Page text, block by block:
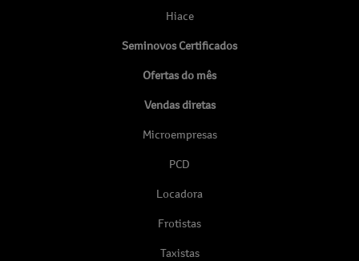
Hiace
Seminovos Certificados
Ofertas do mês
Vendas diretas
Microempresas
PCD
Locadora
Frotistas
Taxistas